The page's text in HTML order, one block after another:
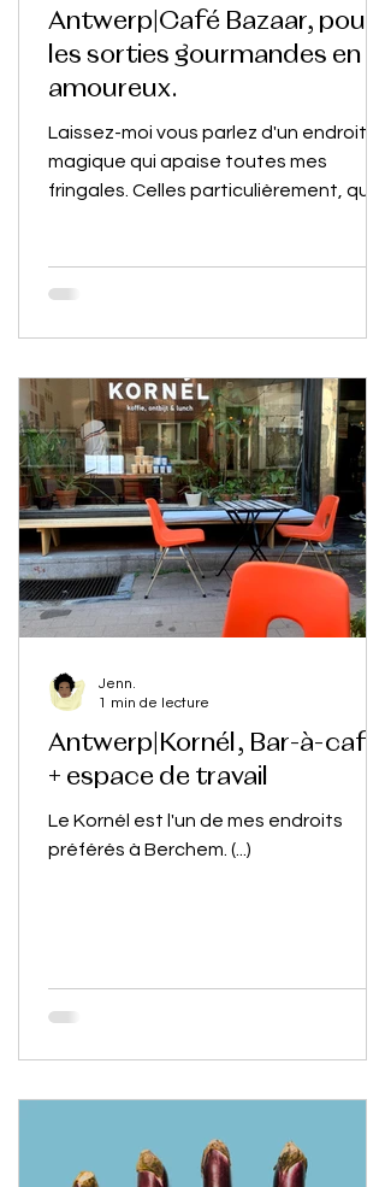
Antwerp|Café Bazaar, pour
les sorties gourmandes en
amoureux.
Laissez-moi vous parlez d'un endroit
magique qui apaise toutes mes
fringales. Celles particulièrement, qui
Antwerp|Kornél, Bar-à-café
+ espace de travail
Le Kornél est l'un de mes endroits
préférés à Berchem. (...)
Jenn.
1 min de lecture